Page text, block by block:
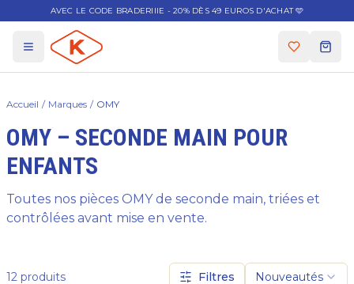
AVEC LE CODE BRADERIIIE - 20% DÈS 49 EUROS D'ACHAT 🩵
Accueil / Marques / OMY
OMY – SECONDE MAIN POUR
ENFANTS
Toutes nos pièces OMY de seconde main, triées et
contrôlées avant mise en vente.
12 produits Filtres Nouveautés